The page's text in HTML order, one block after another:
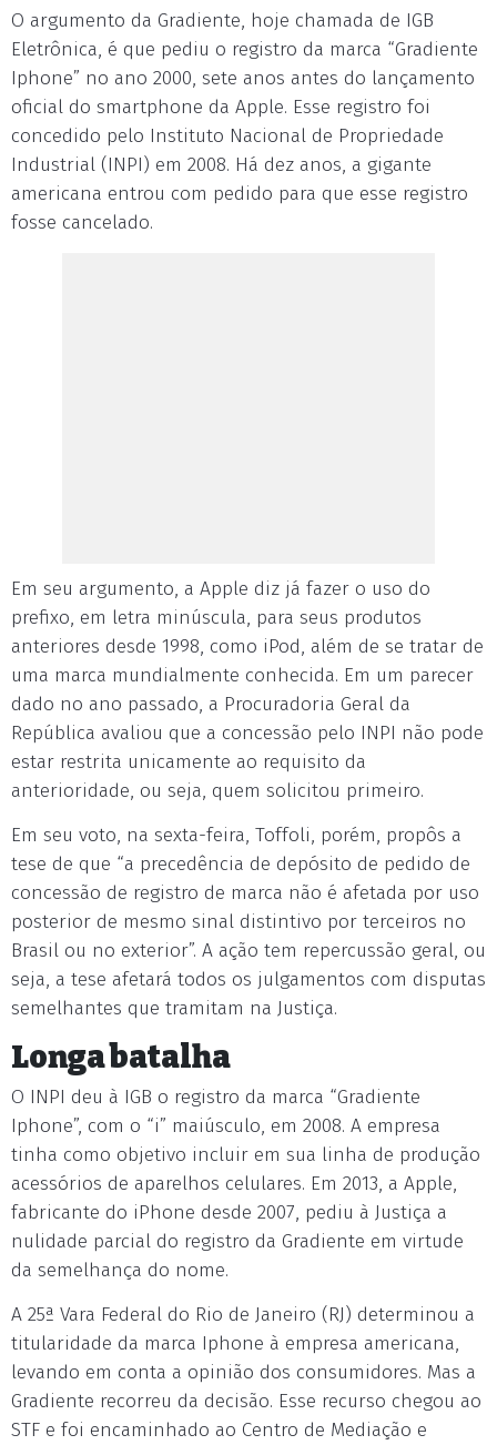
O argumento da Gradiente, hoje chamada de IGB
Eletrônica, é que pediu o registro da marca “Gradiente
Iphone” no ano 2000, sete anos antes do lançamento
oficial do smartphone da Apple. Esse registro foi
concedido pelo Instituto Nacional de Propriedade
Industrial (INPI) em 2008. Há dez anos, a gigante
americana entrou com pedido para que esse registro
fosse cancelado.
Em seu argumento, a Apple diz já fazer o uso do
prefixo, em letra minúscula, para seus produtos
anteriores desde 1998, como iPod, além de se tratar de
uma marca mundialmente conhecida. Em um parecer
dado no ano passado, a Procuradoria Geral da
República avaliou que a concessão pelo INPI não pode
estar restrita unicamente ao requisito da
anterioridade, ou seja, quem solicitou primeiro.
Em seu voto, na sexta-feira, Toffoli, porém, propôs a
tese de que “a precedência de depósito de pedido de
concessão de registro de marca não é afetada por uso
posterior de mesmo sinal distintivo por terceiros no
Brasil ou no exterior”. A ação tem repercussão geral, ou
seja, a tese afetará todos os julgamentos com disputas
semelhantes que tramitam na Justiça.
Longa batalha
O INPI deu à IGB o registro da marca “Gradiente
Iphone”, com o “i” maiúsculo, em 2008. A empresa
tinha como objetivo incluir em sua linha de produção
acessórios de aparelhos celulares. Em 2013, a Apple,
fabricante do iPhone desde 2007, pediu à Justiça a
nulidade parcial do registro da Gradiente em virtude
da semelhança do nome.
A 25ª Vara Federal do Rio de Janeiro (RJ) determinou a
titularidade da marca Iphone à empresa americana,
levando em conta a opinião dos consumidores. Mas a
Gradiente recorreu da decisão. Esse recurso chegou ao
STF e foi encaminhado ao Centro de Mediação e